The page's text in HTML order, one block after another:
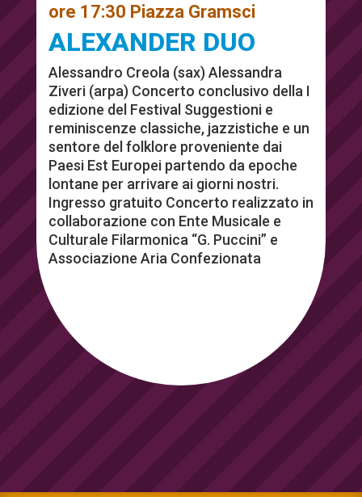
ore 17:30 Piazza Gramsci
ALEXANDER DUO
Alessandro Creola (sax) Alessandra
Ziveri (arpa) Concerto conclusivo della I
edizione del Festival Suggestioni e
reminiscenze classiche, jazzistiche e un
sentore del folklore proveniente dai
Paesi Est Europei partendo da epoche
lontane per arrivare ai giorni nostri.
Ingresso gratuito Concerto realizzato in
collaborazione con Ente Musicale e
Culturale Filarmonica “G. Puccini” e
Associazione Aria Confezionata